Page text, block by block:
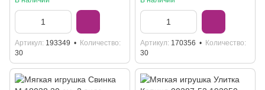
Артикул 193349
Количество
30
Артикул 170356
Количество
30